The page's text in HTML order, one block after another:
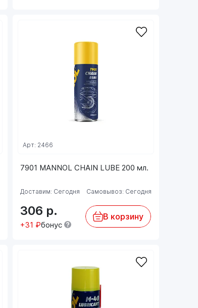
7901 MANNOL CHAIN LUBE 200 мл.
Арт: 2466
Доставим: Сегодня Самовывоз: Сегодня
306 р.
+31 ₽бонус
В корзину